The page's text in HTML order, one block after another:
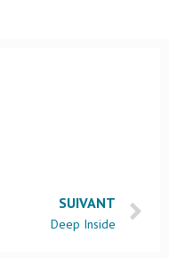
SUIVANT
Deep Inside